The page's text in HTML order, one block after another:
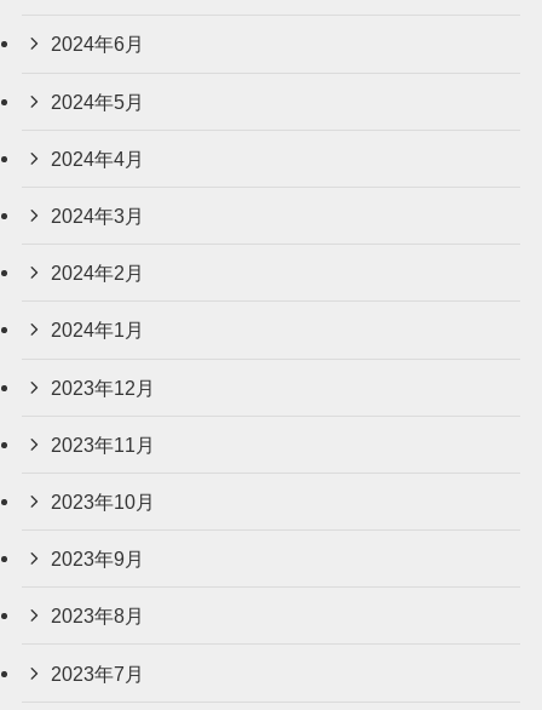
2024年6月
2024年5月
2024年4月
2024年3月
2024年2月
2024年1月
2023年12月
2023年11月
2023年10月
2023年9月
2023年8月
2023年7月